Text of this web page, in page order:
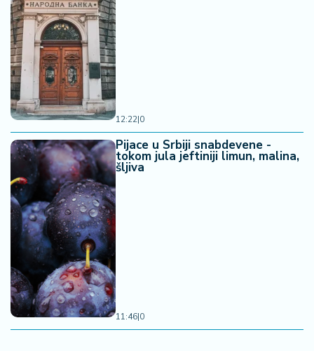
12:22|0
Pijace u Srbiji snabdevene -
tokom jula jeftiniji limun, malina,
šljiva
11:46|0